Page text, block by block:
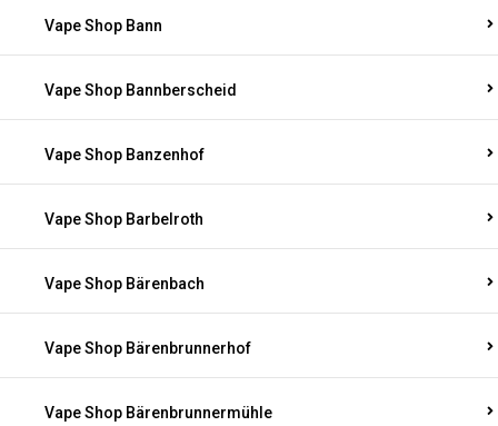
Vape Shop Bann
Vape Shop Bannberscheid
Vape Shop Banzenhof
Vape Shop Barbelroth
Vape Shop Bärenbach
Vape Shop Bärenbrunnerhof
Vape Shop Bärenbrunnermühle